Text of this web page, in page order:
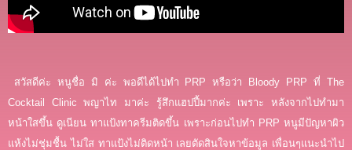
สวัสดีค่ะ หนูชื่อ มิ ค่ะ พอดีได้ไปทำ PRP หรือว่า Bloody PRP ที่ The
Cocktail Clinic พญาไท มาค่ะ รู้สึกแฮปปี้มากค่ะ เพราะ หลังจากไปทำมา
หน้าใสขึ้น ดูเนียน ทาแป้งทาครีมติดขึ้น เพราะก่อนไปทำ PRP หนูมีปัญหาผิว
แห้งไม่ชุ่มชื้น ไม่ใส ทาแป้งไม่ติดหน้า เลยตัดสินใจหาข้อมูล เพื่อนๆแนะนำไป